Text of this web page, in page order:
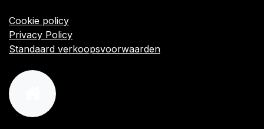
Cookie policy
Privacy Policy
Standaard verkoopsvoorwaarden